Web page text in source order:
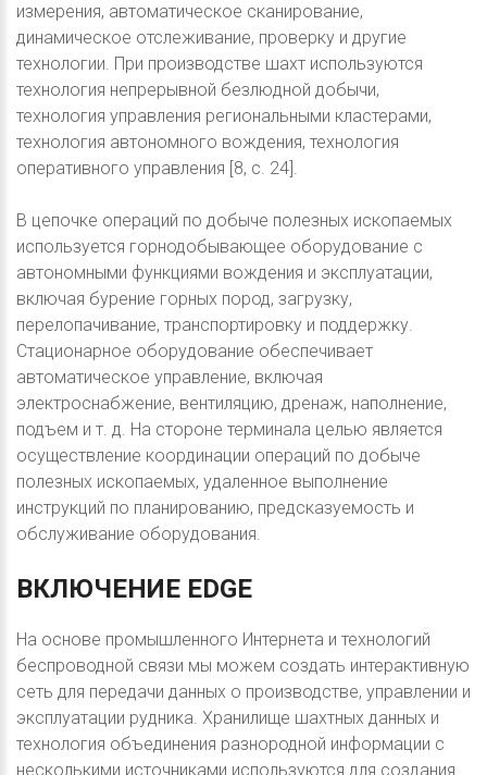
измерения, автоматическое сканирование,
динамическое отслеживание, проверку и другие
технологии. При производстве шахт используются
технология непрерывной безлюдной добычи,
технология управления региональными кластерами,
технология автономного вождения, технология
оперативного управления [8, с. 24].
В цепочке операций по добыче полезных ископаемых
используется горнодобывающее оборудование с
автономными функциями вождения и эксплуатации,
включая бурение горных пород, загрузку,
перелопачивание, транспортировку и поддержку.
Стационарное оборудование обеспечивает
автоматическое управление, включая
электроснабжение, вентиляцию, дренаж, наполнение,
подъем и т. д. На стороне терминала целью является
осуществление координации операций по добыче
полезных ископаемых, удаленное выполнение
инструкций по планированию, предсказуемость и
обслуживание оборудования.
ВКЛЮЧЕНИЕ EDGE
На основе промышленного Интернета и технологий
беспроводной связи мы можем создать интерактивную
сеть для передачи данных о производстве, управлении и
эксплуатации рудника. Хранилище шахтных данных и
технология объединения разнородной информации с
несколькими источниками используются для создания